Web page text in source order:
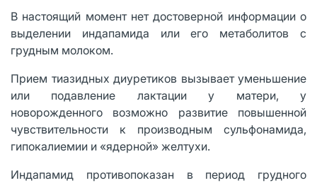
В настоящий момент нет достоверной информации о
выделении индапамида или его метаболитов с
грудным молоком.
Прием тиазидных диуретиков вызывает уменьшение
или подавление лактации у матери, у
новорожденного возможно развитие повышенной
чувствительности к производным сульфонамида,
гипокалиемии и «ядерной» желтухи.
Индапамид противопоказан в период грудного